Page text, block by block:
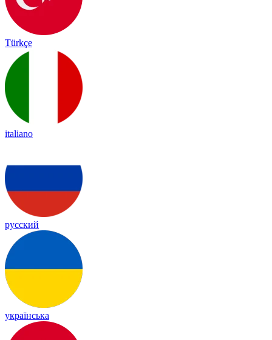
Türkçe
italiano
русский
українська